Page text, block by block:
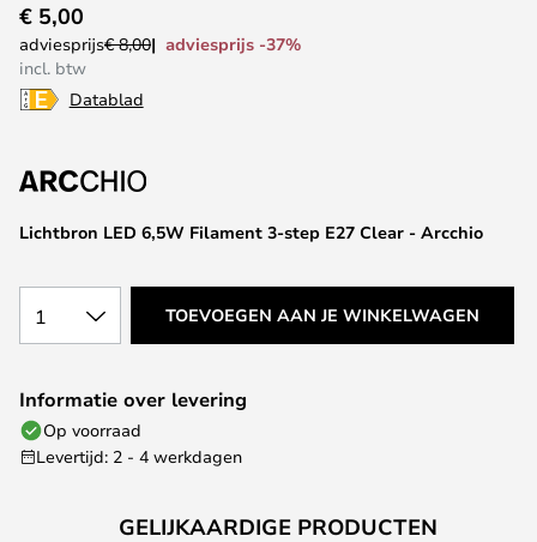
naar
het
begin
van
afbeeldingen-
Lichtbron LED 6,5W Filament 3-step E27 Clear - Arcchio
€ 5,00
adviesprijs€ 8,00
adviesprijs -37%
incl. btw
Datablad
1 TOEVOEGEN AAN JE WINKELWAGEN
Informatie over levering
Op voorraad
Levertijd: 2 - 4 werkdagen
GELIJKAARDIGE PRODUCTEN